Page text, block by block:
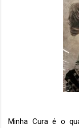
Minha Cura é o